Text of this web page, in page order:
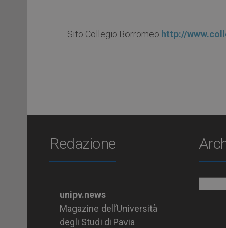
Sito Collegio Borromeo http://
Redazione
unipv.news
Magazine dell’Università
degli Studi di Pavia